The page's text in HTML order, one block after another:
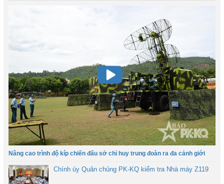
Nâng cao trình độ kíp chiến đấu sở chỉ huy trung đoàn ra đa cảnh giới
Chính ủy Quân chủng PK-KQ kiểm tra Nhà máy Z119